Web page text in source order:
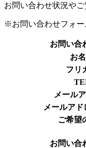
お問い合わせ状況や
※お問い合わせフォー
お問い合
お
フリ
メール
メールア
ご希望
お問い合